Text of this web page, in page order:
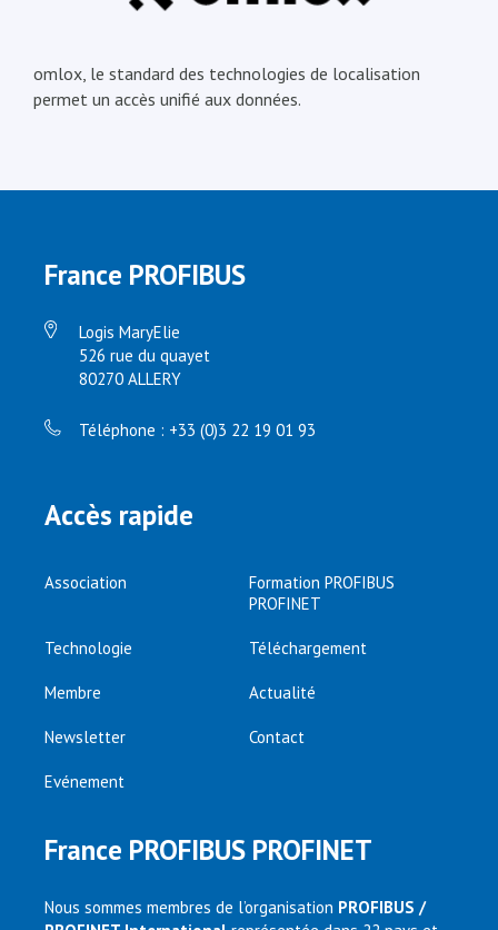
omlox, le standard des technologies de localisation
permet un accès unifié aux données.
France PROFIBUS
Logis MaryElie
526 rue du quayet
80270 ALLERY
Téléphone : +33 (0)3 22 19 01 93
Accès rapide
Association
Formation PROFIBUS
PROFINET
Technologie Téléchargement
Membre Actualité
Newsletter Contact
Evénement
France PROFIBUS PROFINET
Nous sommes membres de l’organisation PROFIBUS /